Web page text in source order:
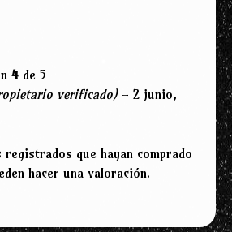
4 de 5
verificado) – 2 junio,
que hayan comprado
hacer una valoración.